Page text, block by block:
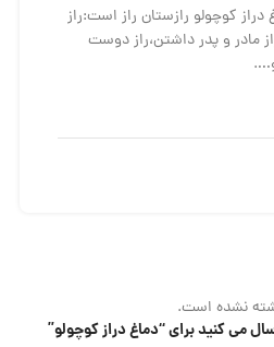
كوچولو رازستان راز است:راز
مادر و پدر داشتن،راز دوست
نشده است.
می کنید برای “دماغ دراز كوچولو”